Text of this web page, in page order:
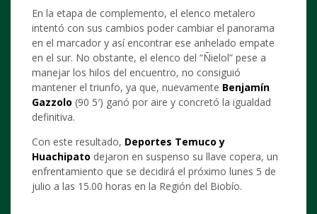
En la etapa de complemento, el elenco metalero
intentó con sus cambios poder cambiar el panorama
en el marcador y así encontrar ese anhelado empate
en el sur. No obstante, el elenco del “Ñielol” pese a
manejar los hilos del encuentro, no consiguió
mantener el triunfo, ya que, nuevamente Benjamín
Gazzolo (90 5′) ganó por aire y concretó la igualdad
definitiva.
Con este resultado, Deportes Temuco y
Huachipato dejaron en suspenso su llave copera, un
enfrentamiento que se decidirá el próximo lunes 5 de
julio a las 15.00 horas en la Región del Biobío.